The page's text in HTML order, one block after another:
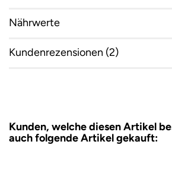
Nährwerte
Kundenrezensionen (2)
Kunden, welche diesen Artikel
auch folgende Artikel gekauft: